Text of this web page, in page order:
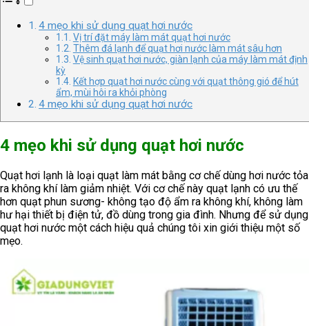
4 mẹo khi sử dụng quạt hơi nước
Vị trí đặt máy làm mát quạt hơi nước
Thêm đá lạnh để quạt hơi nước làm mát sâu hơn
Vệ sinh quạt hơi nước, giàn lạnh của máy làm mát định
kỳ
Kết hợp quạt hơi nước cùng với quạt thông gió để hút
ẩm, mùi hôi ra khỏi phòng
4 mẹo khi sử dụng quạt hơi nước
4 mẹo khi sử dụng quạt hơi nước
Quạt hơi lạnh là loại quạt làm mát bằng cơ chế dùng hơi nước tỏa
ra không khí làm giảm nhiệt. Với cơ chế này quạt lạnh có ưu thế
hơn quạt phun sương- không tạo độ ẩm ra không khí, không làm
hư hại thiết bị điện tử, đồ dùng trong gia đình. Nhưng để sử dụng
quạt hơi nước một cách hiệu quả chúng tôi xin giới thiệu một số
mẹo.